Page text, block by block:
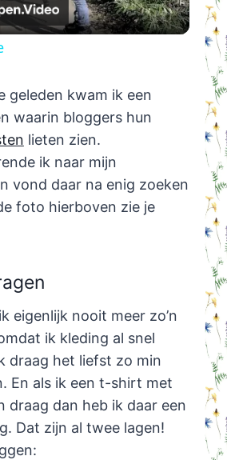
Video
geleden kwam ik een
waarin bloggers hun
lieten zien.
ik naar mijn
vond daar na enig zoeken
foto hierboven zie je
eigenlijk nooit meer zo’n
ik kleding al snel
draag het liefst zo min
En als ik een t-shirt met
draag dan heb ik daar een
Dat zijn al twee lagen!